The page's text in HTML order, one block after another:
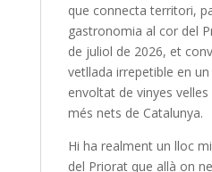
que connecta territori,
gastronomia al cor del
de juliol de 2026, et
vetllada irrepetible en
envoltat de vinyes
més nets de Catalunya.
Hi ha realment un lloc
del Priorat que allà on